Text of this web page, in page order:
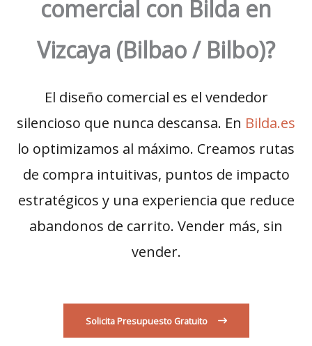
comercial con Bilda en
Vizcaya (Bilbao / Bilbo)?
El diseño comercial es el vendedor
silencioso que nunca descansa. En Bilda.es
lo optimizamos al máximo. Creamos rutas
de compra intuitivas, puntos de impacto
estratégicos y una experiencia que reduce
abandonos de carrito. Vender más, sin
vender.
Solicita Presupuesto Gratuito